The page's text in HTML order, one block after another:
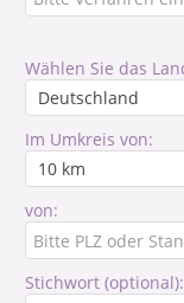
Wählen Sie das
Im Umkreis von:
von:
Stichwort (optional):